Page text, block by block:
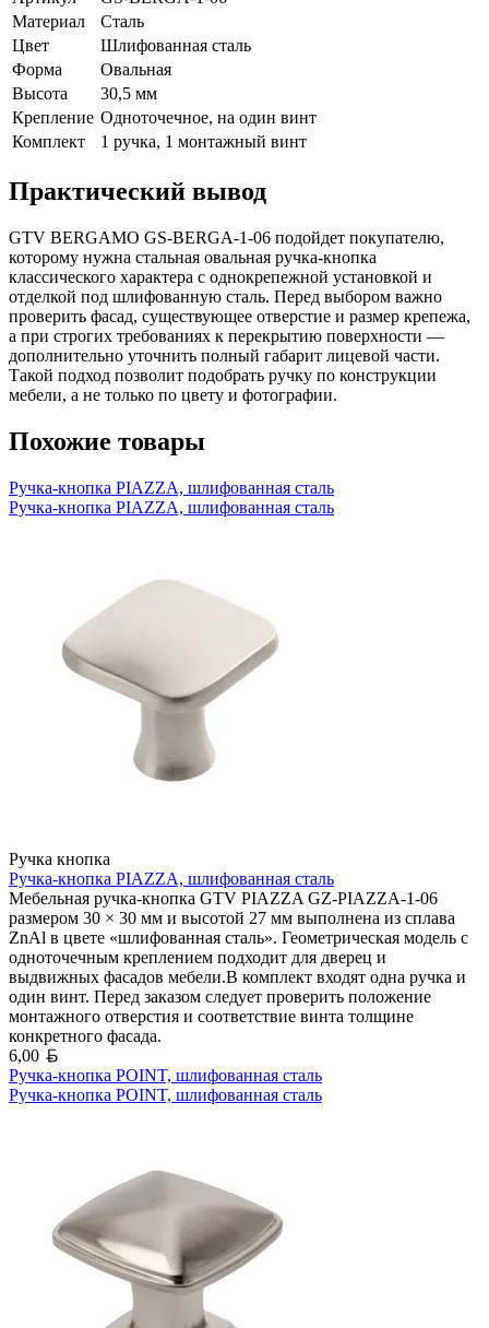
Материал
Сталь
Цвет
Шлифованная сталь
Форма
Овальная
Высота
30,5 мм
Крепление Одноточечное, на один винт
Комплект
1 ручка, 1 монтажный винт
Практический вывод
GTV BERGAMO GS-BERGA-1-06 подойдет покупателю,
которому нужна стальная овальная ручка-кнопка
классического характера с однокрепежной установкой и
отделкой под шлифованную сталь. Перед выбором важно
проверить фасад, существующее отверстие и размер крепежа,
а при строгих требованиях к перекрытию поверхности —
дополнительно уточнить полный габарит лицевой части.
Такой подход позволит подобрать ручку по конструкции
мебели, а не только по цвету и фотографии.
Похожие товары
Ручка-кнопка PIAZZA, шлифованная сталь
Ручка-кнопка PIAZZA, шлифованная сталь
Ручка кнопка
Ручка-кнопка PIAZZA, шлифованная сталь
Мебельная ручка-кнопка GTV PIAZZA GZ-PIAZZA-1-06
размером 30 × 30 мм и высотой 27 мм выполнена из сплава
ZnAl в цвете «шлифованная сталь». Геометрическая модель с
одноточечным креплением подходит для дверец и
выдвижных фасадов мебели.В комплект входят одна ручка и
один винт. Перед заказом следует проверить положение
монтажного отверстия и соответствие винта толщине
конкретного фасада.
6,00
Ручка-кнопка POINT, шлифованная сталь
Ручка-кнопка POINT, шлифованная сталь